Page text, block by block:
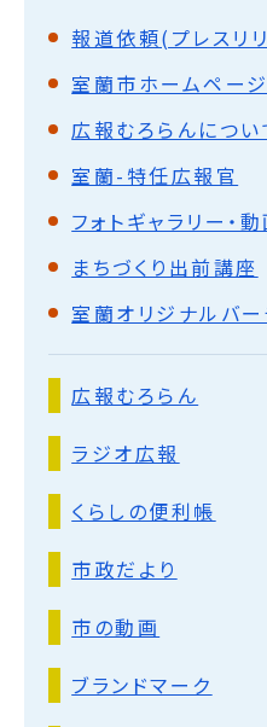
報道依頼(プレスリ
室蘭市ホームペー
広報むろらんについ
室蘭-特任広報官
まちづくり出前講座
広報むろらん
ラジオ広報
くらしの便利帳
市政だより
市の動画
ブランドマーク